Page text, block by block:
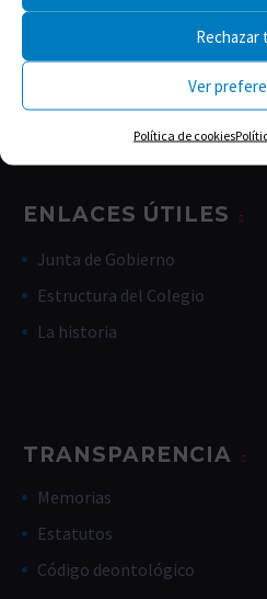
Rechazar
Ver
Política de cookies
Mañanas: 09:00-14:00
Viernes de 9:00-14:00
ENLACES ÚTILES
Junta de Gobierno
Estructura del Colegio
La historia
TRANSPARENCIA
Memorias
Estatutos
Código deontológico